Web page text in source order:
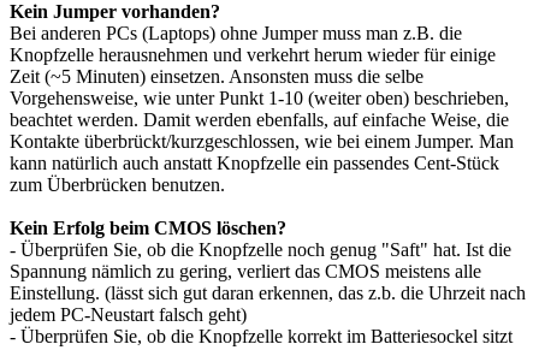
Kein Jumper vorhanden?
Bei anderen PCs (Laptops) ohne Jumper muss man z.B. die
Knopfzelle herausnehmen und verkehrt herum wieder für einige
Zeit (~5 Minuten) einsetzen. Ansonsten muss die selbe
Vorgehensweise, wie unter Punkt 1-10 (weiter oben) beschrieben,
beachtet werden. Damit werden ebenfalls, auf einfache Weise, die
Kontakte überbrückt/kurzgeschlossen, wie bei einem Jumper. Man
kann natürlich auch anstatt Knopfzelle ein passendes Cent-Stück
zum Überbrücken benutzen.
Kein Erfolg beim CMOS löschen?
- Überprüfen Sie, ob die Knopfzelle noch genug "Saft" hat. Ist die
Spannung nämlich zu gering, verliert das CMOS meistens alle
Einstellung. (lässt sich gut daran erkennen, das z.b. die Uhrzeit nach
jedem PC-Neustart falsch geht)
- Überprüfen Sie, ob die Knopfzelle korrekt im Batteriesockel sitzt